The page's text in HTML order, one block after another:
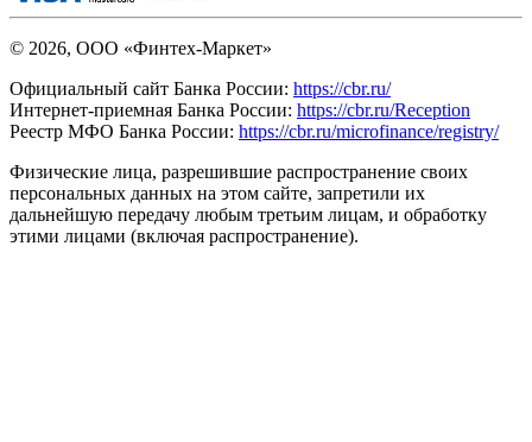
© 2026, ООО «Финтех-Маркет»
Официальный сайт Банка России: https://cbr.ru/
Интернет-приемная Банка России: https://cbr.ru/Reception
Реестр МФО Банка России: https://cbr.ru/microfinance/registry/
Физические лица, разрешившие распространение своих
персональных данных на этом сайте, запретили их
дальнейшую передачу любым третьим лицам, и обработку
этими лицами (включая распространение).